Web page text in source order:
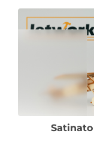
Satinato